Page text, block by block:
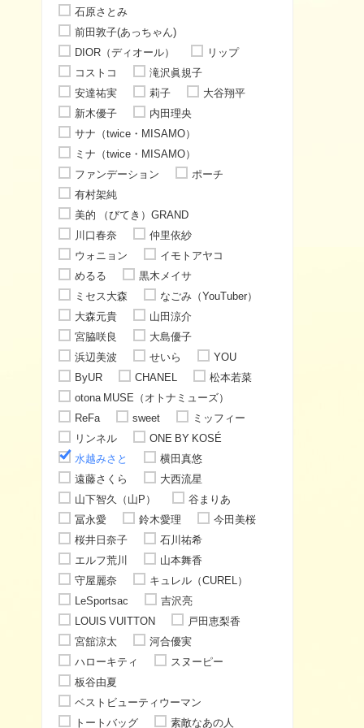
石原さとみ
前田敦子(あっちゃん)
DIOR（ディオール）
リップ
コストコ
滝沢眞規子
安達祐実
莉子
大谷翔平
新木優子
内田理央
サナ（twice・MISAMO）
ミナ（twice・MISAMO）
ファンデーション
ポーチ
有村架純
美的 （びてき）GRAND
川口春奈
仲里依紗
ウォニョン
イモトアヤコ
めるる
黒木メイサ
ミセス大森
なごみ（YouTuber）
大森元貴
山田涼介
宮脇咲良
大島優子
浜辺美波
せいら
YOU
ByUR
CHANEL
松本若菜
otona MUSE（オトナミューズ）
ReFa
sweet
ミッフィー
リンネル
ONE BY KOSÉ
水越みさと
横田真悠
遠藤さくら
大西流星
山下智久（山P）
谷まりあ
冨永愛
鈴木愛理
今田美桜
桜井日奈子
石川祐希
エルフ荒川
山本舞香
守屋麗奈
キュレル（CUREL）
LeSportsac
吉沢亮
LOUIS VUITTON
戸田恵梨香
宮舘涼太
河合優実
ハローキティ
スヌーピー
板谷由夏
ベストビューティウーマン
トートバッグ
素敵なあの人